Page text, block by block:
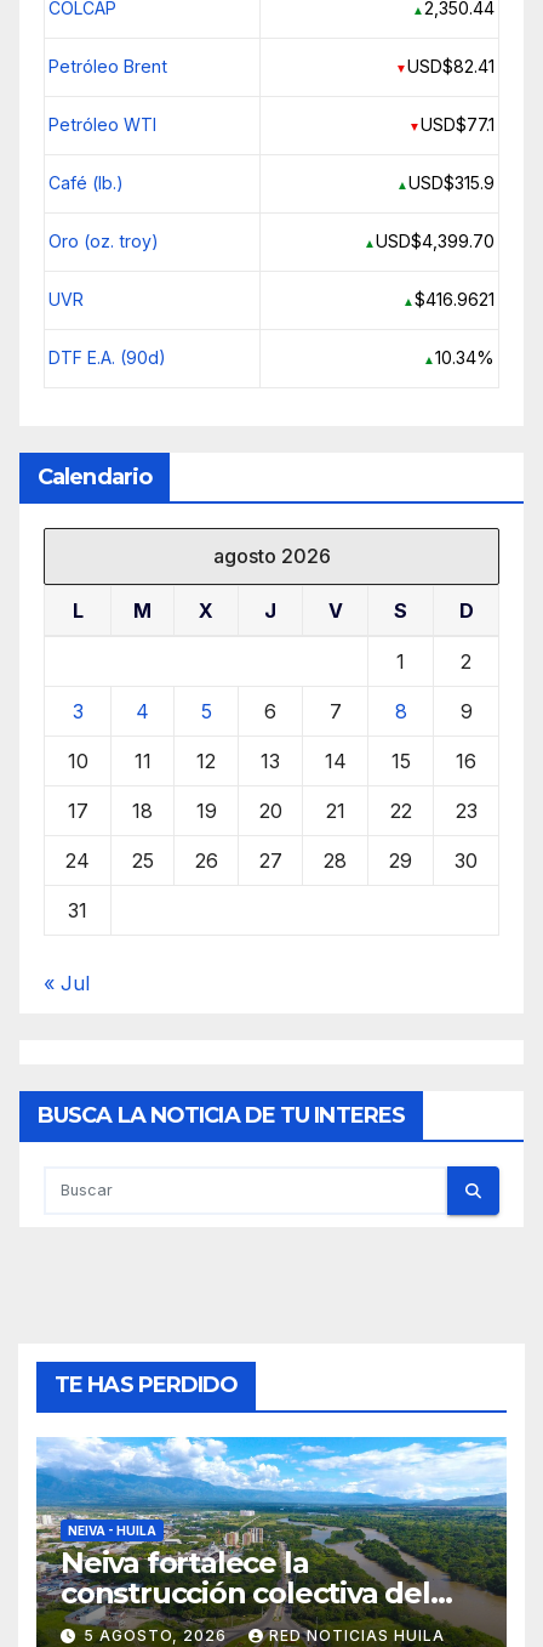
COLCAP ▲2,350.44
Petróleo Brent ▼USD$82.41
Petróleo WTI ▼USD$77.1
Café (lb.) ▲USD$315.9
Oro (oz. troy) ▲USD$4,399.70
UVR ▲$416.9621
DTF E.A. (90d) ▲10.34%
Calendario
agosto 2026
L M X J V S D
1 2
3 4 5 6 7 8 9
10 11 12 13 14 15 16
17 18 19 20 21 22 23
24 25 26 27 28 29 30
31
« Jul
BUSCA LA NOTICIA DE TU INTERES
TE HAS PERDIDO
NEIVA - HUILA
Neiva fortalece la
construcción colectiva del
POT
5 AGOSTO, 2026 RED NOTICIAS HUILA